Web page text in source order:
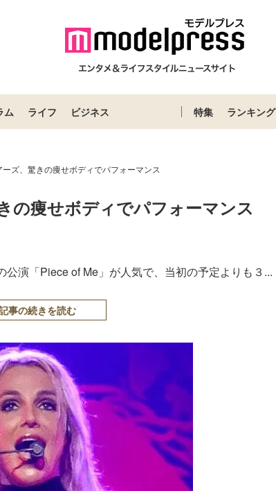
ム ライフ ビジネス 特集 ランキング
ズ、驚きの痩せボディでパフォーマンス
の痩せボディでパフォーマンス
演「Piece of Me」が人気で、当初の予定よりも３...
事の続きを読む